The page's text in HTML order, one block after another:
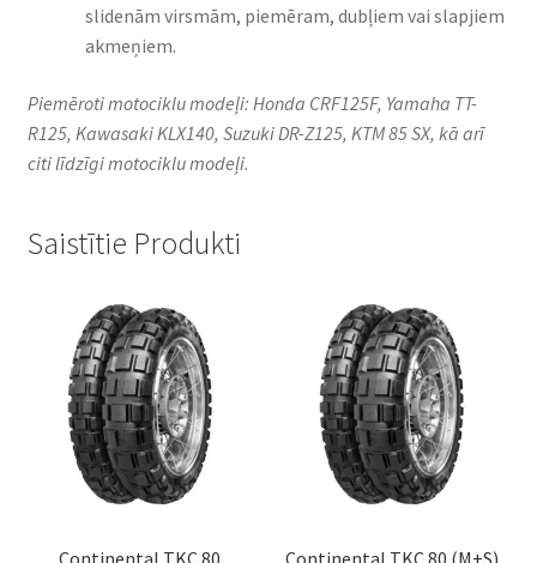
slidenām virsmām, piemēram, dubļiem vai slapjiem
akmeņiem.​
Piemēroti motociklu modeļi: Honda CRF125F, Yamaha TT-
R125, Kawasaki KLX140, Suzuki DR-Z125, KTM 85 SX, kā arī
citi līdzīgi motociklu modeļi.​
Saistītie Produkti